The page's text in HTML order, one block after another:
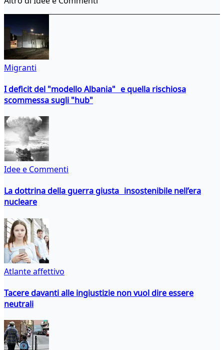
Migranti
I deficit del "modello Albania" e quella rischiosa
scommessa sugli "hub"
Idee e Commenti
La dottrina della guerra giusta insostenibile nell’era
nucleare
Atlante affettivo
Tacere davanti alle ingiustizie non vuol dire essere
neutrali